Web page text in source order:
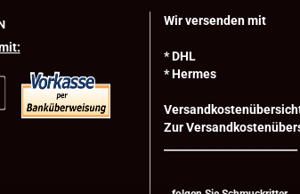
Wir versenden mit
* DHL
* Hermes
Zur